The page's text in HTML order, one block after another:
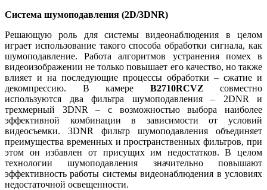
Система шумоподавления (2D/3DNR)
Решающую роль для системы видеонаблюдения в целом
играет использование такого способа обработки сигнала, как
шумоподавление. Работа алгоритмов устранения помех в
видеоизображении не только повышает его качество, но также
влияет и на последующие процессы обработки – сжатие и
декомпрессию. В камере B2710RCVZ совместно
используются два фильтра шумоподавления – 2DNR и
трехмерный 3DNR – с возможностью выбора наиболее
эффективной комбинации в зависимости от условий
видеосъемки. 3DNR фильтр шумоподавления объединяет
преимущества временных и пространственных фильтров, при
этом он избавлен от присущих им недостатков. В целом
технологии шумоподавления значительно повышают
эффективность работы системы видеонаблюдения в условиях
недостаточной освещенности.